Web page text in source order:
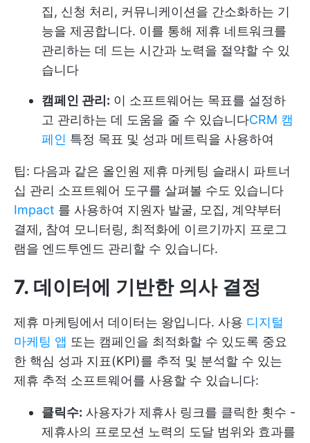
집, 신청 처리, 커뮤니케이션을 간소화하는 기
능을 제공합니다. 이를 통해 제휴 네트워크를
관리하는 데 드는 시간과 노력을 절약할 수 있
습니다
캠페인 관리: 이 소프트웨어는 목표를 설정하
고 관리하는 데 도움을 줄 수 있습니다CRM 캠
페인 특정 목표 및 성과 메트릭을 사용하여
팁: 다음과 같은 올인원 제휴 마케팅 슬래시 파트너
십 관리 소프트웨어 도구를 살펴볼 수도 있습니다
Impact 를 사용하여 지원자 발굴, 모집, 계약부터
결제, 참여 모니터링, 최적화에 이르기까지 프로그
램을 엔드투엔드 관리할 수 있습니다.
7. 데이터에 기반한 의사 결정
제휴 마케팅에서 데이터는 왕입니다. 사용 디지털
마케팅 앱 또는 캠페인을 최적화할 수 있도록 중요
한 핵심 성과 지표(KPI)를 추적 및 분석할 수 있는
제휴 추적 소프트웨어를 사용할 수 있습니다:
클릭수: 사용자가 제휴사 링크를 클릭한 횟수 -
제휴사의 프로모션 노력의 도달 범위와 효과를